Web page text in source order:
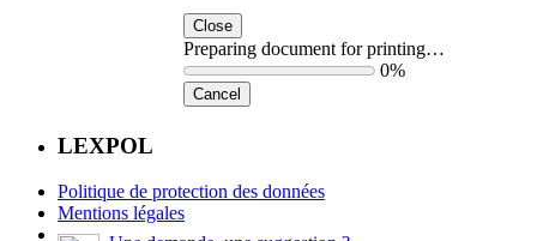
Close
Preparing document for printing…
0%
Cancel
LEXPOL
Politique de protection des données
Mentions légales